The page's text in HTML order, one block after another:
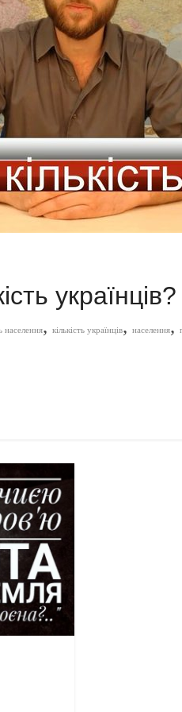
українців?
населення, кількість українців, населення,